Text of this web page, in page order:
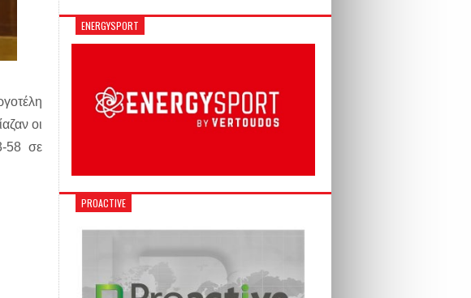
οι
58 σε
ENERGYSPORT
PROACTIVE